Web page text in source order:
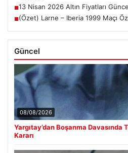
■13 Nisan 2026 Altın Fiyatları
■(Özet) Larne – Iberia 1999 Maçı
Güncel
08/08/2026
Yargıtay’dan Boşanma Davasında
Kararı